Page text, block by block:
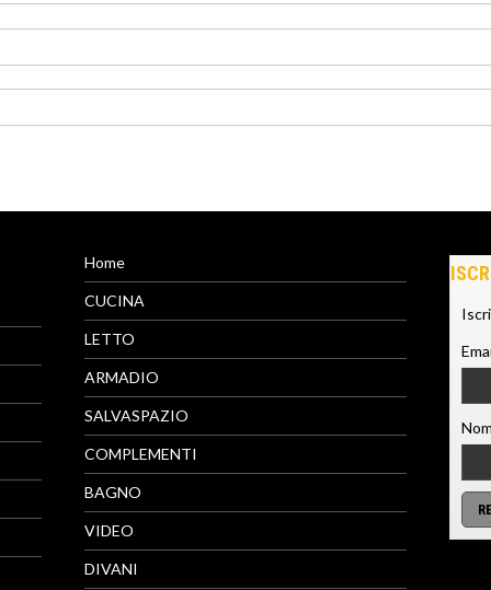
Home
CUCINA
LETTO
ARMADIO
SALVASPAZIO
COMPLEMENTI
BAGNO
VIDEO
DIVANI